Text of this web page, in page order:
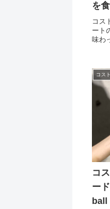
を
た！
コス
ート
味わ
コス
コ
ー
ball